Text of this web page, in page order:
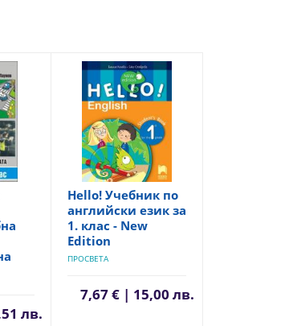
лв.
Hello! Учебник по
английски език за
1. клас - New
Edition
ПРОСВЕТА
7,67 € | 15,00 лв.